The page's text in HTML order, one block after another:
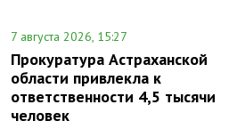
7 августа 2026, 15:27
Прокуратура Астраханской
области привлекла к
ответственности 4,5 тысячи
человек